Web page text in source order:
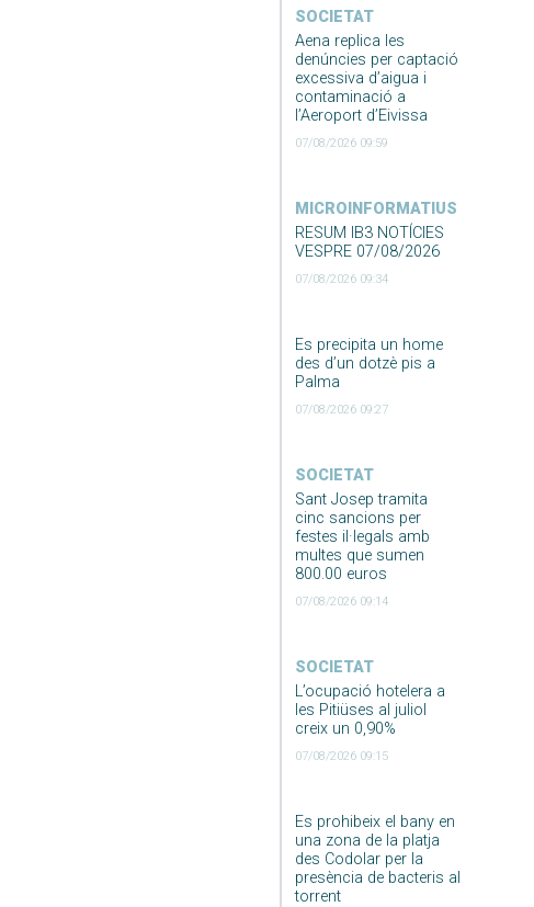
SOCIETAT
Aena replica les
denúncies per captació
excessiva d’aigua i
contaminació a
l’Aeroport d’Eivissa
07/08/2026 09:59
MICROINFORMATIUS
RESUM IB3 NOTÍCIES
VESPRE 07/08/2026
07/08/2026 09:34
Es precipita un home
des d’un dotzè pis a
Palma
07/08/2026 09:27
SOCIETAT
Sant Josep tramita
cinc sancions per
festes il·legals amb
multes que sumen
800.00 euros
07/08/2026 09:14
SOCIETAT
L’ocupació hotelera a
les Pitiüses al juliol
creix un 0,90%
07/08/2026 09:15
Es prohibeix el bany en
una zona de la platja
des Codolar per la
presència de bacteris al
torrent